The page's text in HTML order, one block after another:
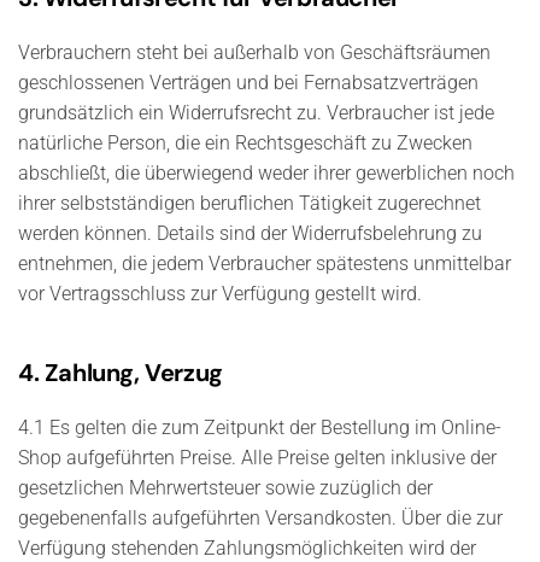
Verbrauchern steht bei außerhalb von Geschäftsräumen
geschlossenen Verträgen und bei Fernabsatzverträgen
grundsätzlich ein Widerrufsrecht zu. Verbraucher ist jede
natürliche Person, die ein Rechtsgeschäft zu Zwecken
abschließt, die überwiegend weder ihrer gewerblichen noch
ihrer selbstständigen beruflichen Tätigkeit zugerechnet
werden können. Details sind der Widerrufsbelehrung zu
entnehmen, die jedem Verbraucher spätestens unmittelbar
vor Vertragsschluss zur Verfügung gestellt wird.
4. Zahlung, Verzug
4.1 Es gelten die zum Zeitpunkt der Bestellung im Online-
Shop aufgeführten Preise. Alle Preise gelten inklusive der
gesetzlichen Mehrwertsteuer sowie zuzüglich der
gegebenenfalls aufgeführten Versandkosten. Über die zur
Verfügung stehenden Zahlungsmöglichkeiten wird der